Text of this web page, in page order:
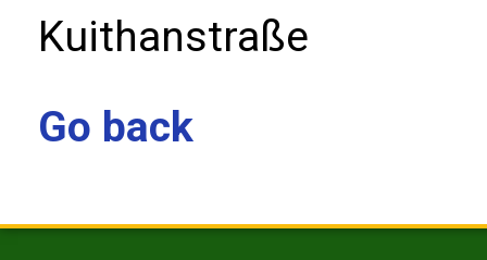
Kuithanstraße
Go back